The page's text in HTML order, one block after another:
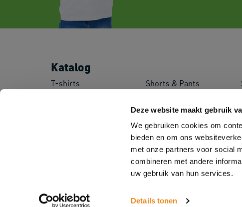
Deze website maakt gebruik
We gebruiken cookies om
bieden en om ons
met onze partners voor social
combineren met andere
uw gebruik van hun services.
Details tonen
Katalog
T-shirts
Shorts & Pants
Corporate Wear
Workwear
Safety Wear
Aprons